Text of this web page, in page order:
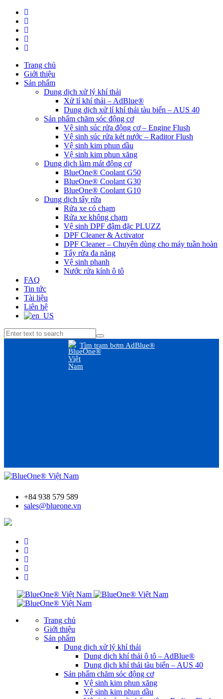
Trang chủ
Giới thiệu
Sản phẩm
Dung dịch xử lý khí thải
Xử lí khí thải – AdBlue®
Dung dịch xử lí khí thải tàu biển – AUS 40
Sản phẩm chăm sóc động cơ
Vệ sinh súc rửa động cơ – Engine Flush
Vệ sinh súc rửa két nước – Raditor Flush
Vệ sinh kim phun dầu
Vệ sinh kim phun xăng
Dung dịch làm mát động cơ
BlueOne® Coolant G50
BlueOne® Coolant G30
BlueOne® Coolant G10
Dung dịch tẩy rửa
Rửa xe có chạm
Rửa xe không chạm
Vệ sinh DPF đậm đặc PLUZZ
DPF Cleaner & Activator
DPF Cleaner – Chuyên dùng cho máy tuần hoàn
Tẩy rửa đa năng
Vệ sinh phanh
Nước rửa kính ô tô
FAQ
Tin tức
Tài liệu
Liên hệ
Tìm trạm bơm AdBlue®
+84 938 579 589
sales@blueone.vn
Trang chủ
Giới thiệu
Sản phẩm
Dung dịch xử lý khí thải
Dung dịch khí thải ô tô – AdBlue®
Dung dịch khí thải tàu biển – AUS 40
Sản phẩm chăm sóc động cơ
Vệ sinh kim phun xăng
Vệ sinh kim phun dầu